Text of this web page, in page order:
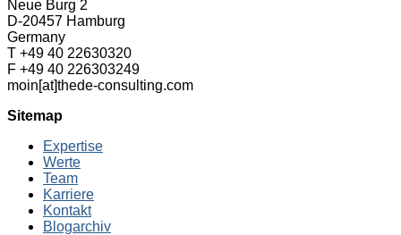
Neue Burg 2
D-20457 Hamburg
Germany
T +49 40 22630320
F +49 40 226303249
moin[at]thede-consulting.com
Sitemap
Expertise
Werte
Team
Karriere
Kontakt
Blogarchiv